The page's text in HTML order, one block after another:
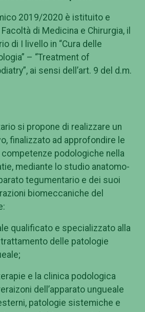
2019/2020 è istituito e
di Medicina e Chirurgia, il
di I livello in “Cura delle
– “Treatment of
ai sensi dell’art. 9 del d.m.
si propone di realizzare un
finalizzato ad approfondire le
podologiche nella
mediante lo studio anatomo-
tegumentario e dei suoi
biomeccaniche del
qualificato e specializzato alla
delle patologie
e la clinica podologica
dell’apparato ungueale
patologie sistemiche e